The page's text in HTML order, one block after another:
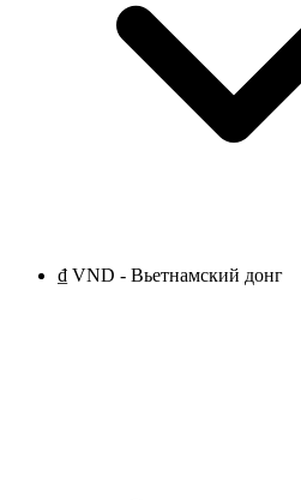
₫ VND - Вьетнамский донг